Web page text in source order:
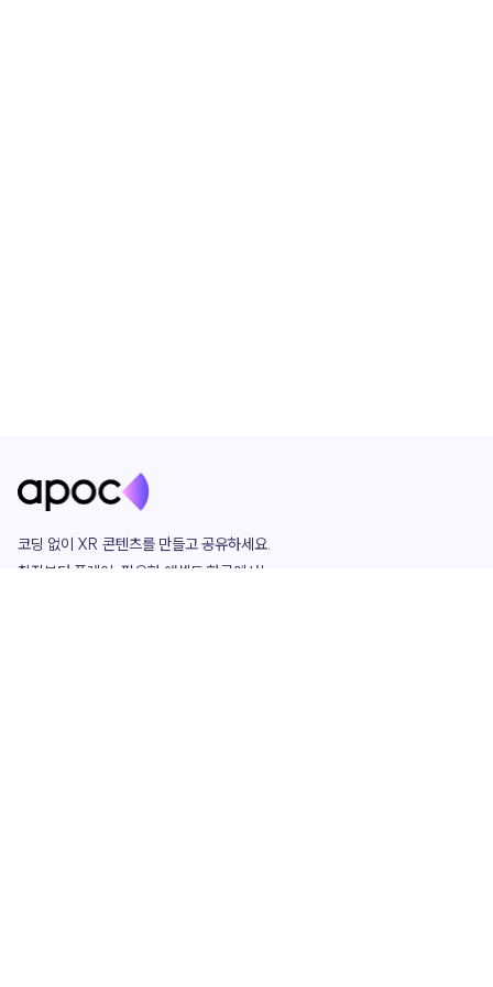
코딩 없이 XR 콘텐츠를 만들고 공유하세요.
창작부터 플레이, 필요한 애셋도 한곳에서!